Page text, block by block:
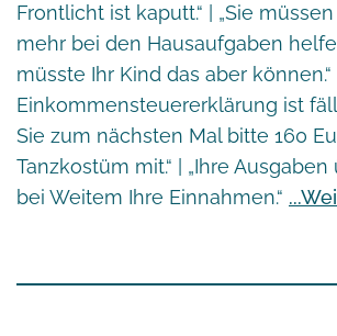
Frontlicht ist kaputt.“ | „Sie
mehr bei den Hausaufgaben
müsste Ihr Kind das aber können.“
Einkommensteuererklärung ist
Sie zum nächsten Mal bitte 160
Tanzkostüm mit.“ | „Ihre
bei Weitem Ihre Einnahmen.“